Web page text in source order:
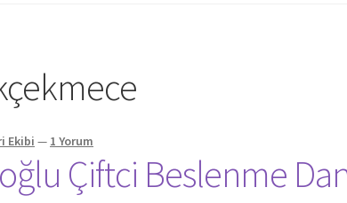
Ekibi — 1 Yorum
Çiftci Beslenme